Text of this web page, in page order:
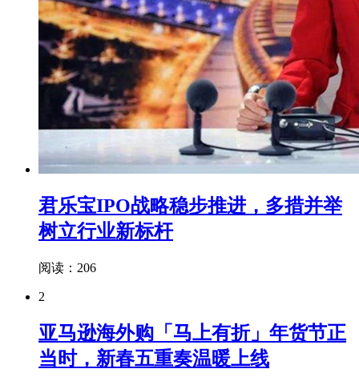
君乐宝IPO战略稳步推进，多措并举
树立行业新标杆
阅读：206
2
亚马逊海外购「马上有折」年货节正
当时，新春五重奏温暖上线